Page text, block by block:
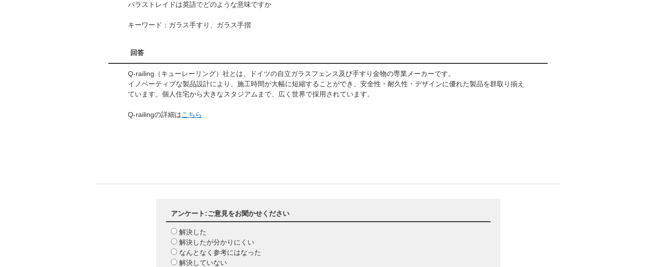
バラストレイドは英語でどのような意味ですか
キーワード：ガラス手すり、ガラス手摺
回答
Q-railing（キューレーリング）社とは、ドイツの自立ガラスフェンス及び手すり金物の専業メーカーです。
イノベーティブな製品設計により、施工時間が大幅に短縮することができ、安全性・耐久性・デザインに優れた製品を群取り揃え
ています。個人住宅から大きなスタジアムまで、広く世界で採用されています。
Q-railingの詳細はこちら
アンケート:ご意見をお聞かせください
解決した
解決したが分かりにくい
なんとなく参考にはなった
解決していない